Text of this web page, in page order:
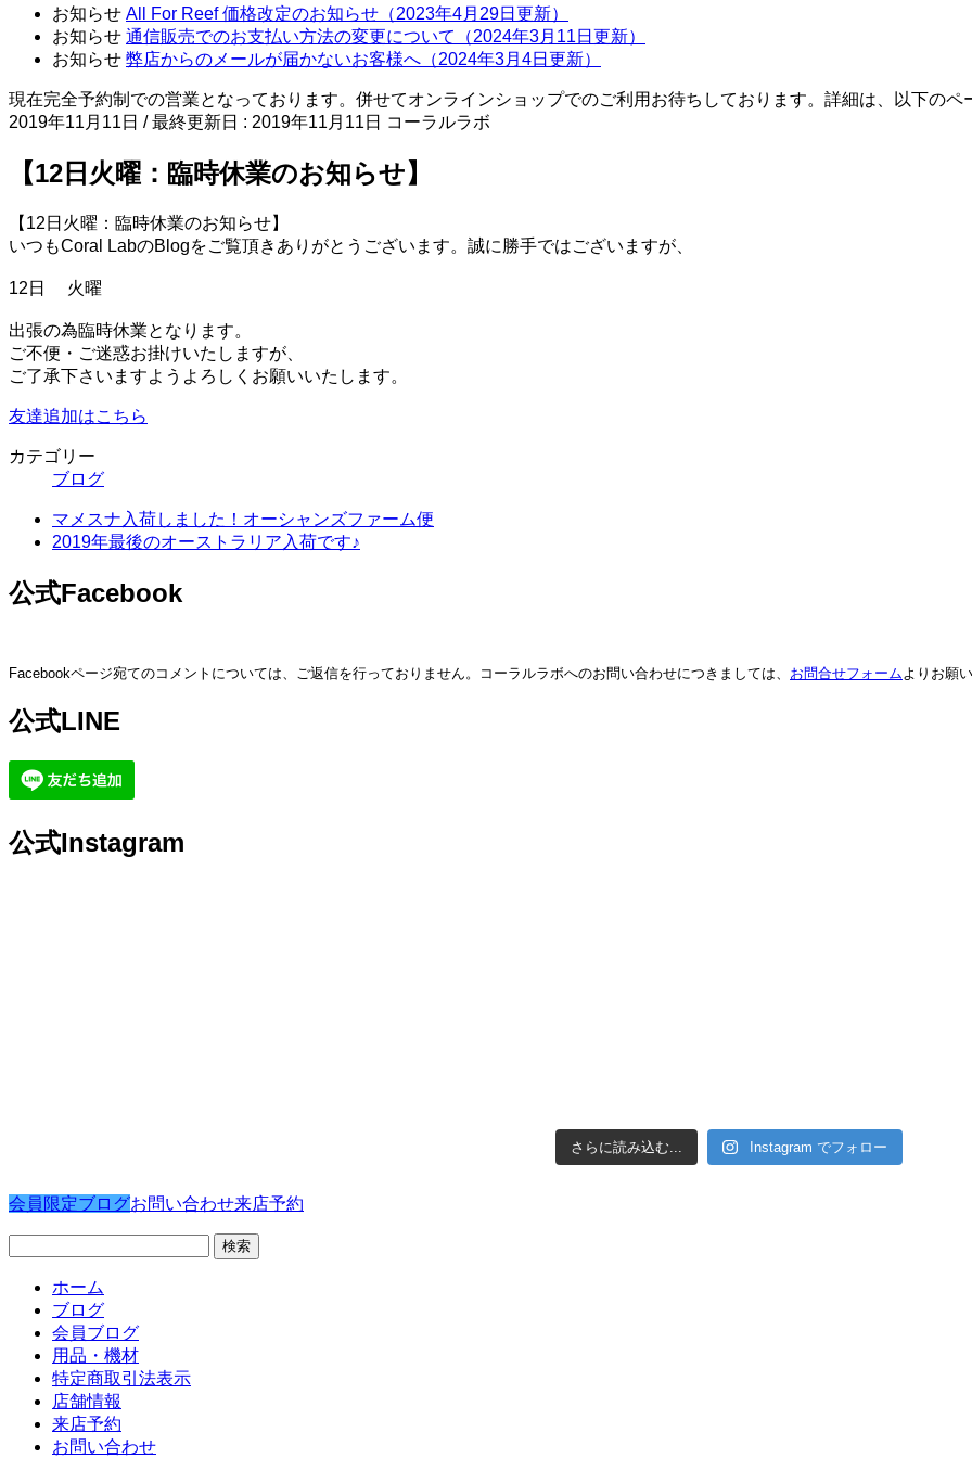
お知らせ All For Reef 価格改定のお知らせ（2023年4月29日更新）
お知らせ 通信販売でのお支払い方法の変更について（2024年3月11日更新）
お知らせ 弊店からのメールが届かないお客様へ（2024年3月4日更新）
現在完全予約制での営業となっております。併せてオンラインショップでのご利用お待ちしております。詳細は、以下のペ
2019年11月11日 / 最終更新日 : 2019年11月11日 コーラルラボ
【12日火曜：臨時休業のお知らせ】
【12日火曜：臨時休業のお知らせ】
いつもCoral LabのBlogをご覧頂きありがとうございます。誠に勝手ではございますが、
12日 火曜
出張の為臨時休業となります。
ご不便・ご迷惑お掛けいたしますが、
ご了承下さいますようよろしくお願いいたします。
友達追加はこちら
カテゴリー
ブログ
マメスナ入荷しました！オーシャンズファーム便
2019年最後のオーストラリア入荷です♪
公式Facebook
Facebookページ宛てのコメントについては、ご返信を行っておりません。コーラルラボへのお問い合わせにつきましては、 お問合せフォーム よりお願
公式LINE
公式Instagram
さらに読み込む... Instagram でフォロー
会員限定ブログお問い合わせ来店予約
ホーム
ブログ
会員ブログ
用品・機材
特定商取引法表示
店舗情報
来店予約
お問い合わせ